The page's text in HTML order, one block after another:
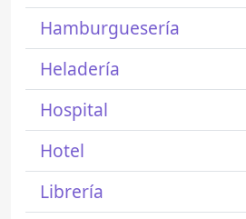
Hamburguesería
Heladería
Hospital
Hotel
Librería